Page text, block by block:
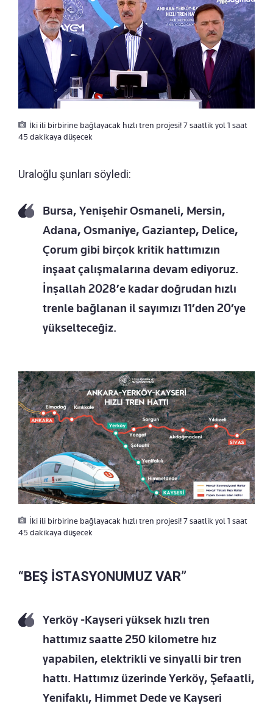
İki ili birbirine bağlayacak hızlı tren projesi! 7 saatlik yol 1 saat
45 dakikaya düşecek
Uraloğlu şunları söyledi:
Bursa, Yenişehir Osmaneli, Mersin,
Adana, Osmaniye, Gaziantep, Delice,
Çorum gibi birçok kritik hattımızın
inşaat çalışmalarına devam ediyoruz.
İnşallah 2028’e kadar doğrudan hızlı
trenle bağlanan il sayımızı 11’den 20’ye
yükselteceğiz.
İki ili birbirine bağlayacak hızlı tren projesi! 7 saatlik yol 1 saat
45 dakikaya düşecek
“BEŞ İSTASYONUMUZ VAR”
Yerköy -Kayseri yüksek hızlı tren
hattımız saatte 250 kilometre hız
yapabilen, elektrikli ve sinyalli bir tren
hattı. Hattımız üzerinde Yerköy, Şefaatli,
Yenifaklı, Himmet Dede ve Kayseri